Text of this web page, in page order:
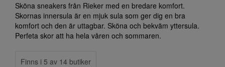
Sköna sneakers från Rieker med en bredare komfort.
Skornas innersula är en mjuk sula som ger dig en bra
komfort och den är uttagbar. Sköna och bekväm yttersula.
Perfeta skor att ha hela våren och sommaren.
Finns i 5 av 14 butiker